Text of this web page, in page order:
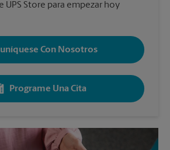
UPS Store para empezar hoy
Con Nosotros
Programe Una Cita